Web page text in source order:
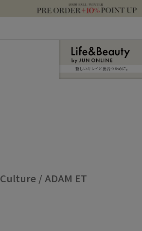
新しいキレイと出合うために。
/ ADAM ET